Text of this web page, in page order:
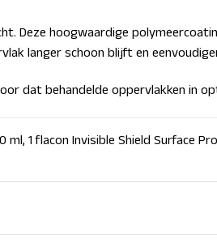
Deze hoogwaardige
langer schoon blijft en
dat behandelde oppervlakken in
1 flacon Invisible Shield Surface